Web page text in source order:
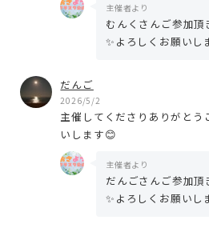
主催者より
むんくさんご参加
✨よろしくお願いし
だんご
2026/5/2
主催してくださりありがと
いします😊
主催者より
だんごさんご参加
✨よろしくお願いし